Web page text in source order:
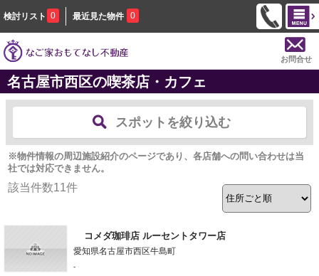
検討リスト 0 最近見た物件 0
お問合せ
名古屋市西区の喫茶店・カフェ
スポットを絞り込む
※物件情報の周辺施設紹介のページであり、各店舗への問い合わせは当
社では対応できません。
該当件数11件
コメダ珈琲店 ルーセントタワー店
愛知県名古屋市西区牛島町
-